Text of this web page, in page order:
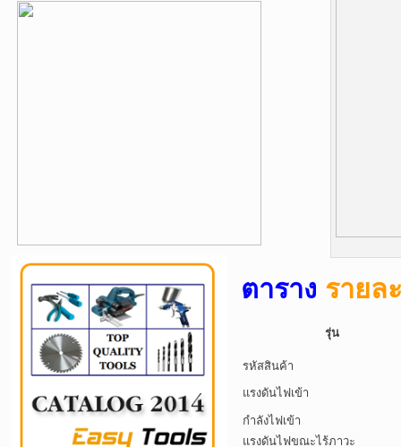
ตาราง รายล
รุ่น
รหัสสินค้า
แรงดันไฟเข้า
กำลังไฟเข้า
แรงดันไฟขณะไร้ภาวะ